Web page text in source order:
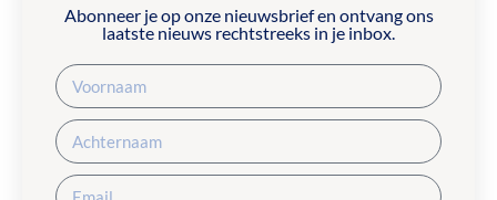
Abonneer je op onze nieuwsbrief en ontvang ons
laatste nieuws rechtstreeks in je inbox.